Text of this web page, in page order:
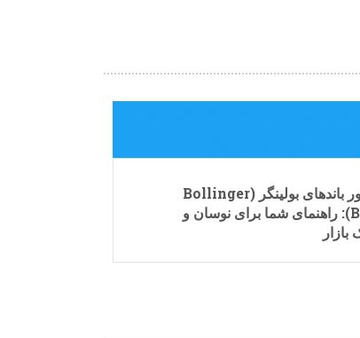
اندیکاتور باندهای بولینگر (‌Bollinger
Bands): راهنمای شما برای نوسان و
بازار